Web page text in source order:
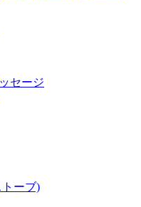
セージ
ーブ)